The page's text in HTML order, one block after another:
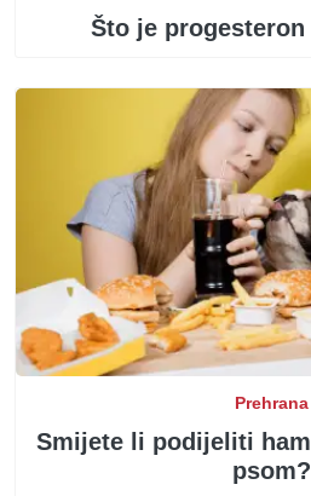
Što je progesteron
Prehrana
Smijete li podijeliti
psom?